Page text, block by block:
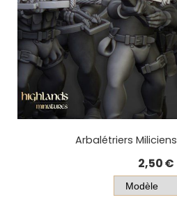
Arbalétriers
2,50€